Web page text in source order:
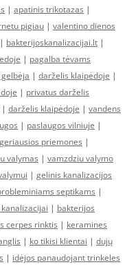
| apatinis trikotazas |
pigiau | valentino dienos
| bakterijoskanalizacijai.lt |
| pagalba tėvams
| darželis klaipėdoje |
| privatus darželis
| darželis klaipėdoje | vandens
| paslaugos vilniuje |
geriausios priemones |
valymas | vamzdziu valymo
| gelinis kanalizacijos
septikams |
| bakterijos
cerpes rinktis | keramines
| ko tikisi klientai | dujų
| idėjos panaudojant trinkeles